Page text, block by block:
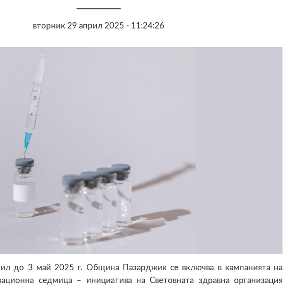
вторник 29 април 2025 - 11:24:26
до 3 май 2025 г. Община Пазарджик се включва в кампанията на
седмица – инициатива на Световната здравна организация